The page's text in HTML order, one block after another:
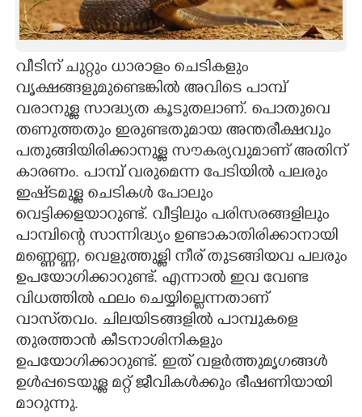
ART
LITERATURE
ZOOM
CONTACT US
വീടിന് ചുറ്റും ധാരാളം ചെടികളും
വൃക്ഷങ്ങളുമുണ്ടെങ്കിൽ അവിടെ പാമ്പ്
വരാനുള്ള സാദ്ധ്യത കൂടുതലാണ്. പൊതുവെ
തണുത്തതും ഇരുണ്ടതുമായ അന്തരീക്ഷവും
പതുങ്ങിയിരിക്കാനുള്ള സൗകര്യവുമാണ് അതിന്
കാരണം. പാമ്പ് വരുമെന്ന പേടിയിൽ പലരും
ഇഷ്‌ടമുള്ള ചെടികൾ പോലും
വെട്ടിക്കളയാറുണ്ട്. വീട്ടിലും പരിസരങ്ങളിലും
പാമ്പിന്റെ സാന്നിദ്ധ്യം ഉണ്ടാകാതിരിക്കാനായി
മണ്ണെണ്ണ, വെളുത്തുള്ളി നീര് തുടങ്ങിയവ പലരും
ഉപയോഗിക്കാറുണ്ട്. എന്നാൽ ഇവ വേണ്ട
വിധത്തിൽ ഫലം ചെയ്യില്ലെന്നതാണ്
വാസ്‌തവം. ചിലയിടങ്ങളിൽ പാമ്പുകളെ
തുരത്താൻ കീടനാശിനികളും
ഉപയോഗിക്കാറുണ്ട്. ഇത് വളർത്തുമൃഗങ്ങൾ
ഉൾപ്പടെയുള്ള മറ്റ് ജീവികൾക്കും ഭീഷണിയായി
മാറുന്നു.